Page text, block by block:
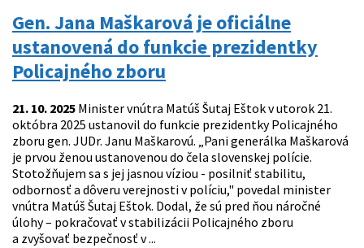
Gen. Jana Maškarová je oficiálne
ustanovená do funkcie prezidentky
Policajného zboru
21. 10. 2025 Minister vnútra Matúš Šutaj Eštok v utorok 21.
októbra 2025 ustanovil do funkcie prezidentky Policajného
zboru gen. JUDr. Janu Maškarovú. „Pani generálka Maškarová
je prvou ženou ustanovenou do čela slovenskej polície.
Stotožňujem sa s jej jasnou víziou - posilniť stabilitu,
odbornosť a dôveru verejnosti v políciu," povedal minister
vnútra Matúš Šutaj Eštok. Dodal, že sú pred ňou náročné
úlohy – pokračovať v stabilizácii Policajného zboru
a zvyšovať bezpečnosť v ...